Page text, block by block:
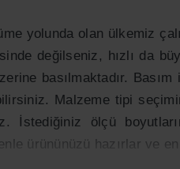
yolunda olan ülkemiz
değilseniz, hızlı da
basılmaktadır.
Malzeme tipi
ölçü
ürününüzü hazırlar ve en